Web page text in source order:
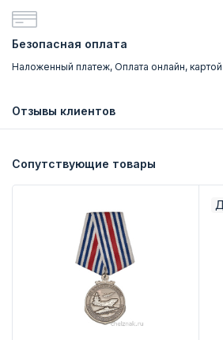
Безопасная оплата
Наложенный платеж, Оплата онлайн, картой
Отзывы клиентов
Сопутствующие товары